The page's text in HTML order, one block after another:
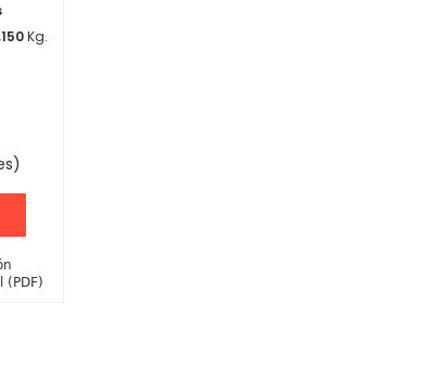
Kg.
(PDF)